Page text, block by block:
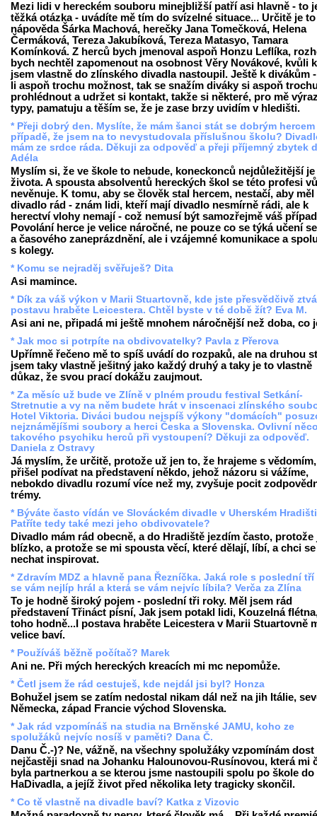
Mezi lidi v hereckém souboru minejbližší patří asi hlavně - to
těžká otázka - uvádíte mě tím do svízelné situace... Určitě je to
nápověda Šárka Machová, herečky Jana Tomečková, Helena
Čermáková, Tereza Jakubíková, Tereza Matasyo, Tamara
Komínková. Z herců bych jmenoval aspoň Honzu Leflíka,
bych nechtěl zapomenout na osobnost Věry Novákové, kvůli
jsem vlastně do zlínského divadla nastoupil. Ještě k divákům
li aspoň trochu možnost, tak se snažím diváky si aspoň
prohlédnout a udržet si kontakt, takže si některé, pro mě
typy, pamatuju a těším se, že je zase brzy uvidím v hledišti.
* Přeji dobrý den. Myslíte, že mám šanci stát se dobrým hercem
případě, že jsem na to nevystudovala příslušnou školu?
mám ze srdce ráda. Děkuji za odpověď a přeji příjemný zbytek
Adéla
Myslím si, že ve škole to nebude, koneckonců nejdůležitější
života. A spousta absolventů hereckých škol se této profesi
nevěnuje. K tomu, aby se člověk stal hercem, nestačí, aby měl
divadlo rád - znám lidi, kteří mají divadlo nesmírně rádi, ale k
herectví vlohy nemají - což nemusí být samozřejmě váš
Povolání herce je velice náročné, ne pouze co se týká učení
a časového zaneprázdnění, ale i vzájemné komunikace a
s kolegy.
* Komu se nejraděj svěřuješ? Dita
Asi mamince.
* Dík za váš výkon v Marii Stuartovně, kde jste přesvědčivě
postavu hraběte Leicestera. Chtěl byste v té době žít? Eva M.
Asi ani ne, připadá mi ještě mnohem náročnější než doba, co
* Jak moc si potrpíte na obdivovatelky? Pavla z Přerova
Upřímně řečeno mě to spíš uvádí do rozpaků, ale na druhou
jsem taky vlastně ješitný jako každý druhý a taky je to vlastně
důkaz, že svou prací dokážu zaujmout.
* Za měsíc už bude ve Zlíně v plném proudu festival Setkání-
Stretnutie a vy na něm budete hrát v inscenaci zlínského
Hotel Viktoria. Diváci budou nejspíš výkony "domácích"
nejznámějíšmi soubory a herci Česka a Slovenska. Ovlivní
takového psychiku herců při vystoupení? Děkuji za odpověď.
Daniela z Ostravy
Já myslím, že určitě, protože už jen to, že hrajeme s
přišel podívat na představení někdo, jehož názoru si vážíme,
nebokdo divadlu rozumí více než my, zvyšuje pocit
trémy.
* Býváte často vídán ve Slováckém divadle v Uherském
Patříte tedy také mezi jeho obdivovatele?
Divadlo mám rád obecně, a do Hradiště jezdím často, protože
blízko, a protože se mi spousta věcí, které dělají, líbí, a chci
nechat inspirovat.
* Zdravím MDZ a hlavně pana Řezníčka. Jaká role s poslední tří
se vám nejlíp hrál a která se vám nejvíc líbila? Verča za Zlína
To je hodně široký pojem - poslední tři roky. Měl jsem rád
představení Třináct písní, Jak jsem potakl lidi, Kouzelná
toho hodně...I postava hraběte Leicestera v Marii Stuartovně
velice baví.
* Používáš běžně počítač? Marek
Ani ne. Při mých hereckých kreacích mi mc nepomůže.
* Četl jsem že rád cestuješ, kde nejdál jsi byl? Honza
Bohužel jsem se zatím nedostal nikam dál než na jih Itálie,
Německa, západ Francie východ Slovenska.
* Jak rád vzpomínáš na studia na Brněnské JAMU, koho ze
spolužáků nejvíc nosíš v paměti? Dana Č.
Danu Č.-)? Ne, vážně, na všechny spolužáky vzpomínám dost
nejčastěji snad na Johanku Halounovou-Rusínovou, která mi
byla partnerkou a se kterou jsme nastoupili spolu po škole do
HaDivadla, a jejíž život před několika lety tragicky skončil.
* Co tě vlastně na divadle baví? Katka z Vizovic